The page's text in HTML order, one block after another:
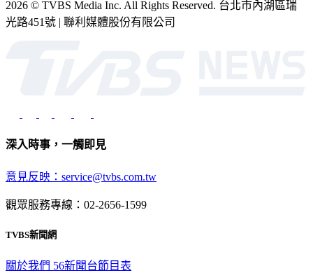
2026 © TVBS Media Inc. All Rights Reserved. 台北市內湖區瑞
光路451號 | 聯利媒體股份有限公司
深入時事，一觸即見
意見反映：service@tvbs.com.tw
觀眾服務專線：02-2656-1599
TVBS新聞網
關於我們 56新聞台節目表